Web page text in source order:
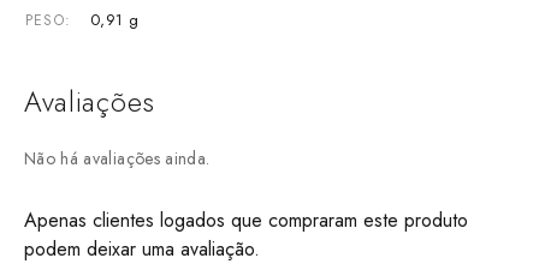
PESO 0,91 g
Avaliações
Não há avaliações ainda.
Apenas clientes logados que compraram este produto
podem deixar uma avaliação.